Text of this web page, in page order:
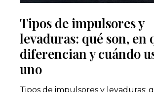
Tipos de impulsores y
levaduras: qué son, en
diferencian y cuándo
uno
Tipos de impulsores y levaduras: